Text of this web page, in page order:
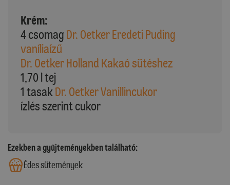
Krém:
4 csomag Dr. Oetker Eredeti Puding
vaníliaízű
Dr. Oetker Holland Kakaó sütéshez
1,70 l tej
1 tasak Dr. Oetker Vanillincukor
ízlés szerint cukor
Ezekben a gyűjteményekben található:
Édes sütemények